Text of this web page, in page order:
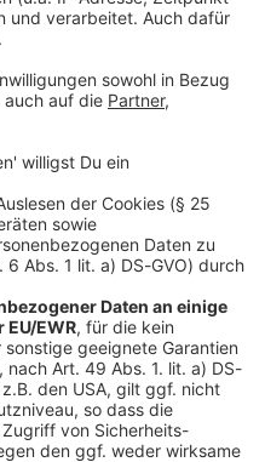
dpa:260607-930-184398/1